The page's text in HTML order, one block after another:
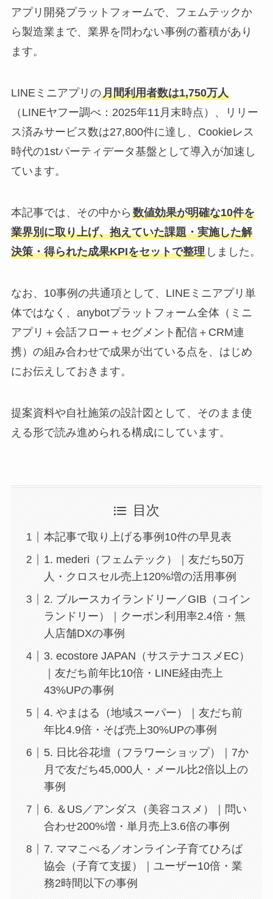
アプリ開発プラットフォームで、フェムテックか
ら製造業まで、業界を問わない事例の蓄積があり
ます。
LINEミニアプリの月間利用者数は1,750万人
（LINEヤフー調べ：2025年11月末時点）、リリー
ス済みサービス数は27,800件に達し、Cookieレス
時代の1stパーティデータ基盤として導入が加速し
ています。
本記事では、その中から 数値効果が明確な10件を
業界別に取り上げ、抱えていた課題・実施した解
決策・得られた成果KPIをセットで整理しました。
なお、10事例の共通項として、LINEミニアプリ単
体ではなく、anybotプラットフォーム全体（ミニ
アプリ＋会話フロー＋セグメント配信＋CRM連
携）の組み合わせで成果が出ている点を、はじめ
にお伝えしておきます。
提案資料や自社施策の設計図として、そのまま使
える形で読み進められる構成にしています。
目次
本記事で取り上げる事例10件の早見表
1. mederi（フェムテック）｜友だち50万
人・クロスセル売上120%増の活用事例
2. ブルースカイランドリー／GIB（コイン
ランドリー）｜クーポン利用率2.4倍・無
人店舗DXの事例
3. ecostore JAPAN（サステナコスメEC）
｜友だち前年比10倍・LINE経由売上
43%UPの事例
4. やまはる（地域スーパー）｜友だち前
年比4.9倍・そば売上30%UPの事例
5. 日比谷花壇（フラワーショップ）｜7か
月で友だち45,000人・メール比2倍以上の
事例
6. ＆US／アンダス（美容コスメ）｜問い
合わせ200%増・単月売上3.6倍の事例
7. ママこぺる／オンライン子育てひろば
協会（子育て支援）｜ユーザー10倍・業
務2時間以下の事例